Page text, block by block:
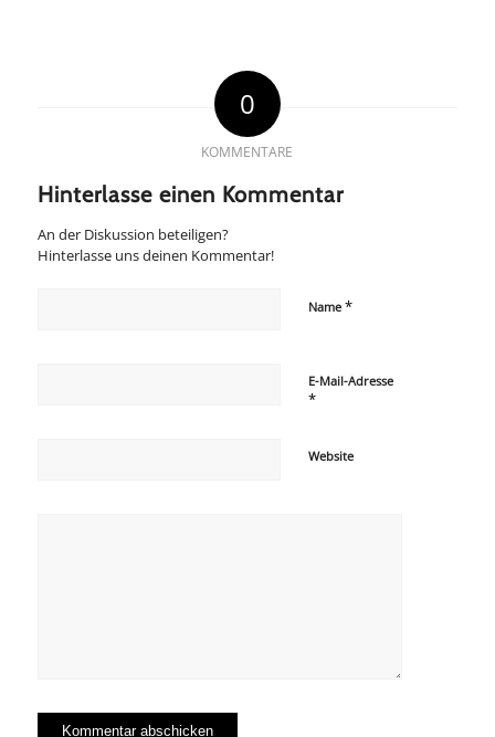
0
KOMMENTARE
Hinterlasse einen Kommentar
An der Diskussion beteiligen?
Hinterlasse uns deinen Kommentar!
Name *
E-Mail-Adresse
*
Website